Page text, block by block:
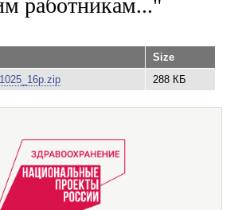
работникам..."
Size
288 КБ